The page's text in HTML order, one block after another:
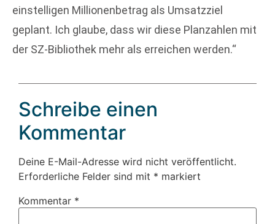
einstelligen Millionenbetrag als Umsatzziel
geplant. Ich glaube, dass wir diese Planzahlen mit
der SZ-Bibliothek mehr als erreichen werden.“
Schreibe einen
Kommentar
Deine E-Mail-Adresse wird nicht veröffentlicht.
Erforderliche Felder sind mit * markiert
Kommentar *